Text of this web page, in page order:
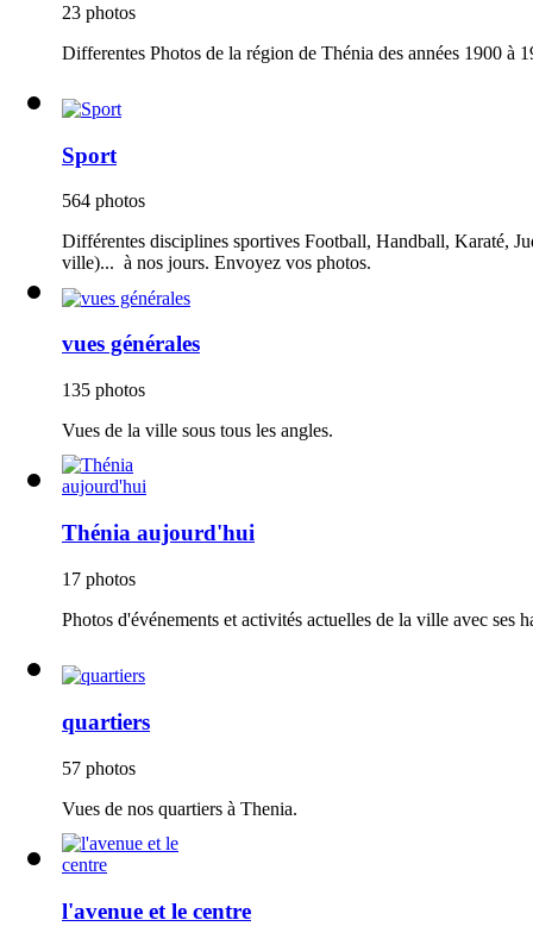
23 photos
Differentes Photos de la région de Thénia des années 1900 à
Sport
564 photos
Différentes disciplines sportives Football, Handball, Karaté,
ville)... à nos jours. Envoyez vos photos.
vues générales
135 photos
Vues de la ville sous tous les angles.
Thénia aujourd'hui
17 photos
Photos d'événements et activités actuelles de la ville avec ses
quartiers
57 photos
Vues de nos quartiers à Thenia.
l'avenue et le centre